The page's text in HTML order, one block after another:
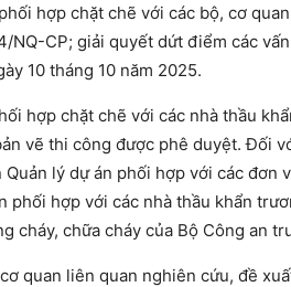
hợp chặt chẽ với các bộ, cơ
NQ-CP; giải quyết dứt điểm các
10 tháng 10 năm 2025.
hợp chặt chẽ với các nhà thầu
vẽ thi công được phê duyệt. Đối
lý dự án phối hợp với các
phối hợp với các nhà thầu khẩn
cháy, chữa cháy của Bộ Công an
quan liên quan nghiên cứu, đề